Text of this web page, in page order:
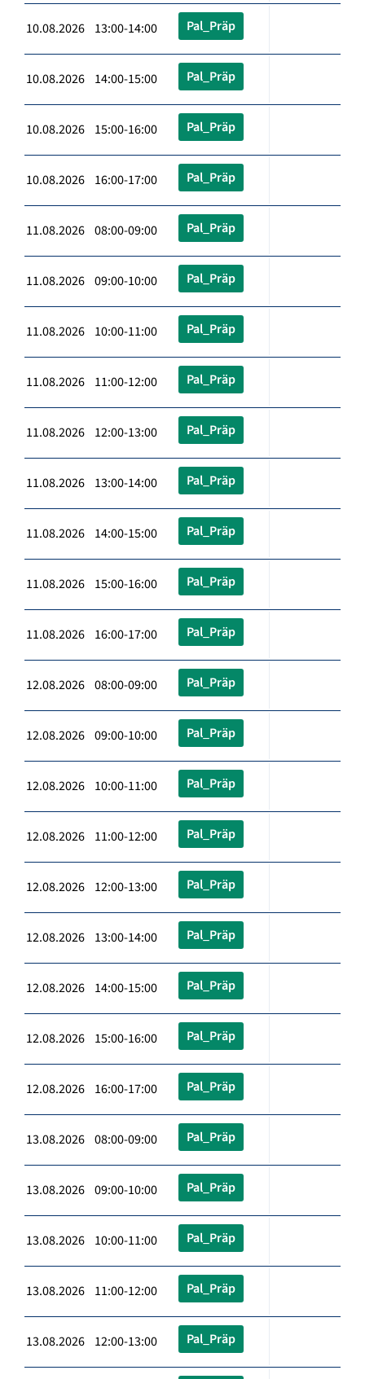
10.08.2026 13:00-14:00 Pal_Präp
10.08.2026 14:00-15:00 Pal_Präp
10.08.2026 15:00-16:00 Pal_Präp
10.08.2026 16:00-17:00 Pal_Präp
11.08.2026 08:00-09:00 Pal_Präp
11.08.2026 09:00-10:00 Pal_Präp
11.08.2026 10:00-11:00 Pal_Präp
11.08.2026 11:00-12:00 Pal_Präp
11.08.2026 12:00-13:00 Pal_Präp
11.08.2026 13:00-14:00 Pal_Präp
11.08.2026 14:00-15:00 Pal_Präp
11.08.2026 15:00-16:00 Pal_Präp
11.08.2026 16:00-17:00 Pal_Präp
12.08.2026 08:00-09:00 Pal_Präp
12.08.2026 09:00-10:00 Pal_Präp
12.08.2026 10:00-11:00 Pal_Präp
12.08.2026 11:00-12:00 Pal_Präp
12.08.2026 12:00-13:00 Pal_Präp
12.08.2026 13:00-14:00 Pal_Präp
12.08.2026 14:00-15:00 Pal_Präp
12.08.2026 15:00-16:00 Pal_Präp
12.08.2026 16:00-17:00 Pal_Präp
13.08.2026 08:00-09:00 Pal_Präp
13.08.2026 09:00-10:00 Pal_Präp
13.08.2026 10:00-11:00 Pal_Präp
13.08.2026 11:00-12:00 Pal_Präp
13.08.2026 12:00-13:00 Pal_Präp